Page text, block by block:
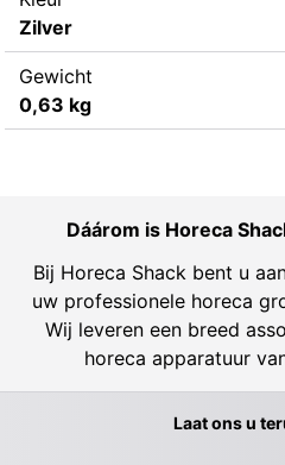
Zilver
Gewicht
0,63 kg
Dáárom is Horeca
Bij Horeca Shack bent u
uw professionele horeca
Wij leveren een breed
horeca apparatuur
Laat ons u